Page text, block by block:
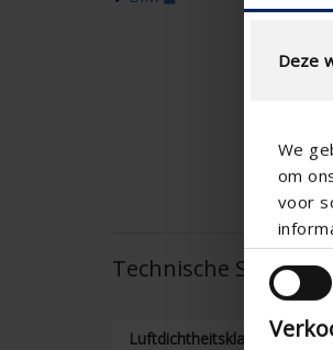
Deze
We
om
voor
Technische
Luftdichtheitsklasse